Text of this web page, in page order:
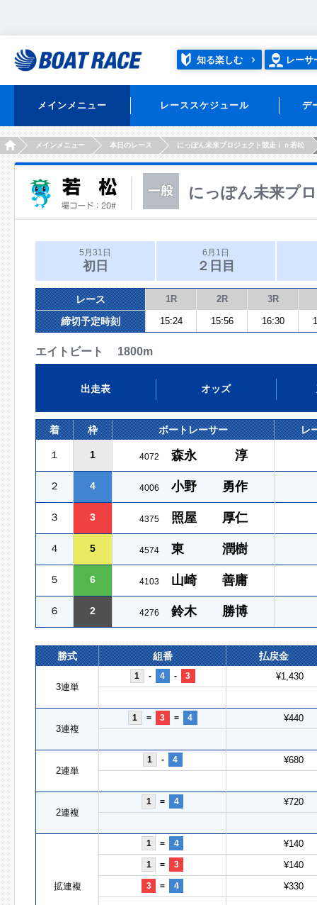
知る楽しむ レーサ
メインメニュー レーススケジュール デ
HOMEメインメニュー 本日のレース にっぽん未来プロジェクト競走ｉｎ若松
にっぽん未来プ
5月31日
初日
6月1日
２日目
レース 1R 2R 3R
締切予定時刻 15:24 15:56 16:30
エイトビート 1800m
出走表 オッズ
着 枠 ボートレーサー レ
１ 1 4072 森永 淳
２ 4 4006 小野 勇作
３ 3 4375 照屋 厚仁
４ 5 4574 東 潤樹
５ 6 4103 山崎 善庸
６ 2 4276 鈴木 勝博
勝式 組番 払戻金
3連単
1 - 4 - 3 ¥1,430
3連複
1 = 3 = 4 ¥440
2連単
1 - 4 ¥680
2連複
1 = 4 ¥720
拡連複
1 = 4 ¥140
1 = 3 ¥140
3 = 4 ¥330